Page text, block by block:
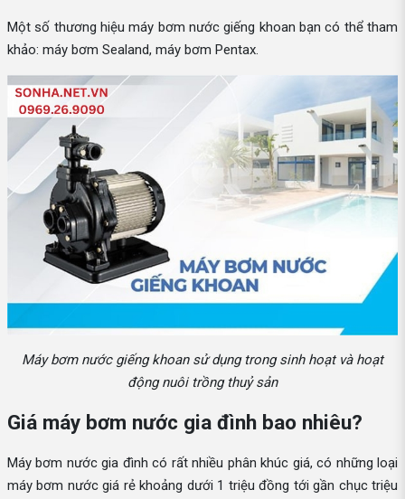
Một số thương hiệu máy bơm nước giếng khoan bạn có thể tham
khảo: máy bơm Sealand, máy bơm Pentax.
Máy bơm nước giếng khoan sử dụng trong sinh hoạt và hoạt
động nuôi trồng thuỷ sản
Giá máy bơm nước gia đình bao nhiêu?
Máy bơm nước gia đình có rất nhiều phân khúc giá, có những loại
máy bơm nước giá rẻ khoảng dưới 1 triệu đồng tới gần chục triệu